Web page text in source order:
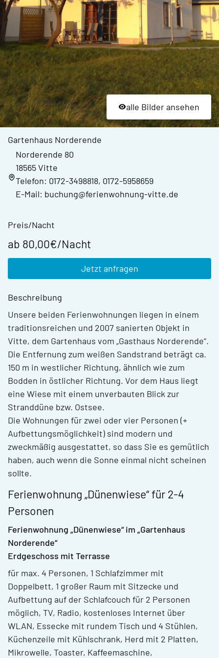
alle Bilder ansehen
Gartenhaus Norderende
Norderende 80
18565 Vitte
Telefon: 0172-3498818, 0172-5958659
E-Mail: buchung@ferienwohnung-vitte.de
Preis/Nacht
ab 80,00€/Nacht
Jetzt anfragen
Beschreibung
Unsere beiden Ferienwohnungen liegen in einem
traditionsreichen und 2007 sanierten Objekt in
Vitte, dem Gartenhaus vom „Gasthaus Norderende“.
Die Entfernung zum weißen Sandstrand beträgt ca.
150 m in westlicher Richtung, ähnlich wie zum
Bodden in östlicher Richtung. Vor dem Haus liegt
eine Wiese mit einem unverbauten Blick zur
Stranddüne bzw. Ostsee.
Die Wohnungen für zwei oder vier Personen (+
Aufbettungsmöglichkeit) sind modern und
zweckmäßig ausgestattet, so dass Sie es gemütlich
haben, auch wenn die Sonne einmal nicht scheinen
sollte.
Ferienwohnung „Dünenwiese“ für 2-4
Personen
Ferienwohnung „Dünenwiese“ im „Gartenhaus
Norderende“
Erdgeschoss mit Terrasse
für max. 4 Personen, 1 Schlafzimmer mit
Doppelbett, 1 großer Raum mit Sitzecke und
Aufbettung auf der Schlafcouch für 2 Personen
möglich, TV, Radio, kostenloses Internet über
WLAN, Essecke mit rundem Tisch und 4 Stühlen,
Küchenzeile mit Kühlschrank, Herd mit 2 Platten,
Mikrowelle, Toaster, Kaffeemaschine,